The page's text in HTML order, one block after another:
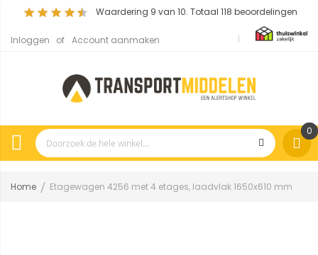
Waardering 9 van 10. Totaal 118 beoordelingen
Inloggen Account aanmaken
0
Home Etagewagen 4256 met 4 etages, laadvlak 1650x610 mm